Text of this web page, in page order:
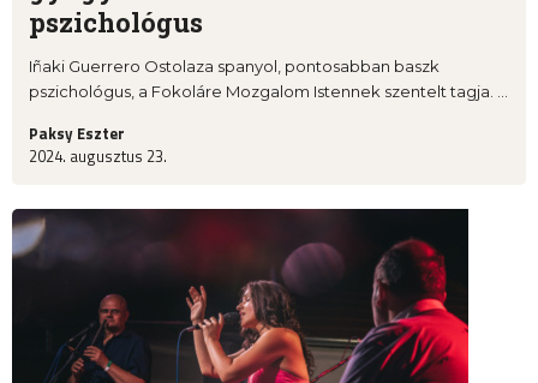
pszichológus
Iñaki Guerrero Ostolaza spanyol, pontosabban baszk
pszichológus, a Fokoláre Mozgalom Istennek szentelt tagja. ...
Paksy Eszter
2024. augusztus 23.